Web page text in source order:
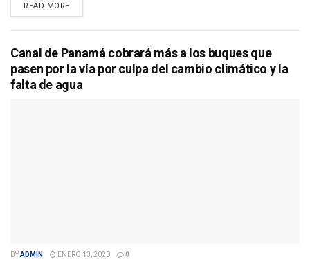
READ MOREDETAILS
Canal de Panamá cobrará más a los buques que
pasen por la vía por culpa del cambio climático y la
falta de agua
BYADMIN ENERO 13, 2020 0